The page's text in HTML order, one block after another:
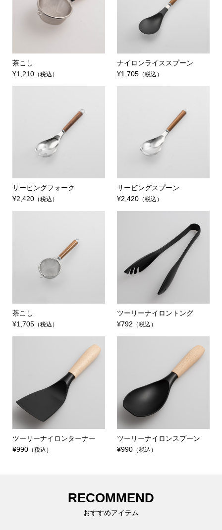
茶こし
¥1,210（税込）
ナイロンライススプーン
¥1,705 （税込）
サービングフォーク
¥2,420（税込）
サービングスプーン
¥2,420 （税込）
茶こし
¥1,705（税込）
ツーリーナイロントング
¥792 （税込）
ツーリーナイロンターナー
¥990（税込）
ツーリーナイロンスプーン
¥990 （税込）
RECOMMEND
おすすめアイテム